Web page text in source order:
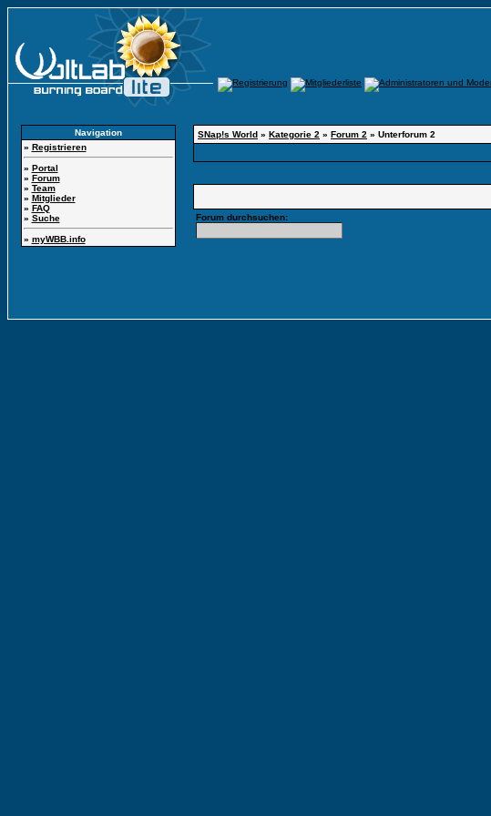
Navigation
» Registrieren
» Portal
» Forum
» Team
» Mitglieder
» FAQ
» Suche
» myWBB.info
SNap!s World » Kategorie 2 » Forum 2 » Unterforum 2
Forum durchsuchen: